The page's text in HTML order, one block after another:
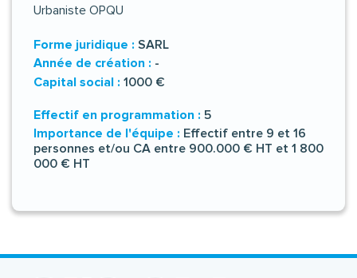
Urbaniste OPQU
Forme juridique : SARL
Année de création : -
Capital social : 1000 €
Effectif en programmation : 5
Importance de l'équipe : Effectif entre 9 et 16
personnes et/ou CA entre 900.000 € HT et 1 800
000 € HT